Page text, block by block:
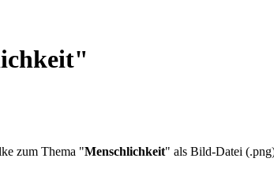
zum Thema "Menschlichkeit" als Bild-Datei